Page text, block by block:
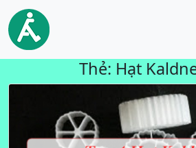
Thẻ: Hạt